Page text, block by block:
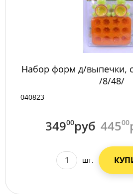
Набор форм д/выпечки,
/8/48/
040823
34900руб 44500
шт.